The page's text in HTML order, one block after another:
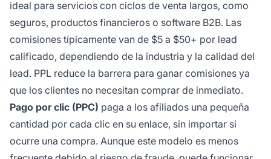
ideal para servicios con ciclos de venta largos, como
seguros, productos financieros o software B2B. Las
comisiones típicamente van de $5 a $50+ por lead
calificado, dependiendo de la industria y la calidad del
lead. PPL reduce la barrera para ganar comisiones ya
que los clientes no necesitan comprar de inmediato.
Pago por clic (PPC) paga a los afiliados una pequeña
cantidad por cada clic en su enlace, sin importar si
ocurre una compra. Aunque este modelo es menos